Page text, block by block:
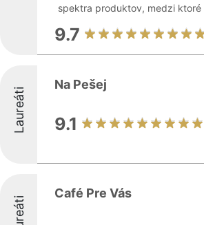
spektra produktov, medzi ktoré
9.7
Laureáti
Na Pešej
9.1
Café Pre Vás